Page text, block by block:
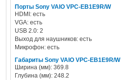
Порты Sony VAIO VPC-EB1E9R/W
HDMI: есть
VGA: есть
USB 2.0: 2
Выход для наушников: есть
Микрофон: есть
Габариты Sony VAIO VPC-EB1E9R/W
Ширина (мм): 369.8
Глубина (мм): 248.2